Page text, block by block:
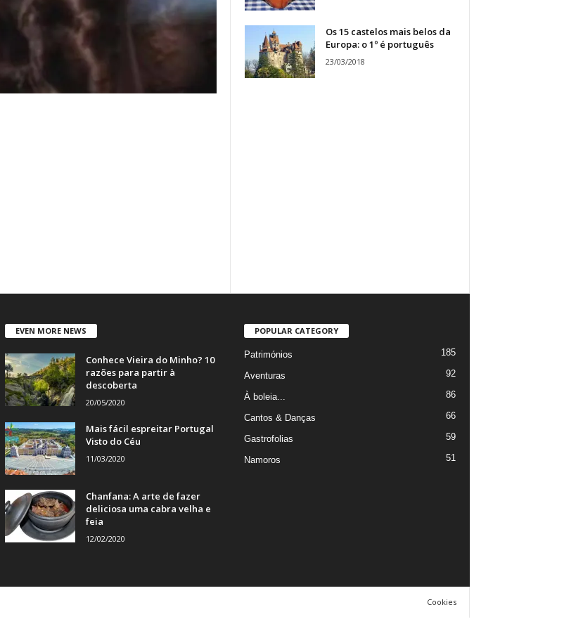
Os 15 castelos mais belos da
Europa: o 1º é português
23/03/2018
EVEN MORE NEWS
Conhece Vieira do Minho? 10
razões para partir à
descoberta
20/05/2020
Mais fácil espreitar Portugal
Visto do Céu
11/03/2020
Chanfana: A arte de fazer
deliciosa uma cabra velha e
feia
12/02/2020
POPULAR CATEGORY
Patrimónios 185
Aventuras 92
À boleia... 86
Cantos & Danças 66
Gastrofolias 59
Namoros 51
Cookies